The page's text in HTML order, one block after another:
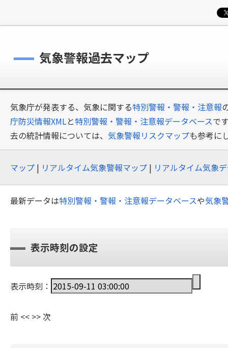
気象警報過去マップ
気象庁が発表する、気象に関する特別警報・警報・注意報
庁防災情報XMLと特別警報・警報・注意報データベースで
去の統計情報については、 気象警報リスクマップも参考に
マップ | リアルタイム気象警報マップ | リアルタイム気象
最新データは特別警報・警報・注意報データベースや気象
表示時刻の設定
表示時刻：
前 << >>次